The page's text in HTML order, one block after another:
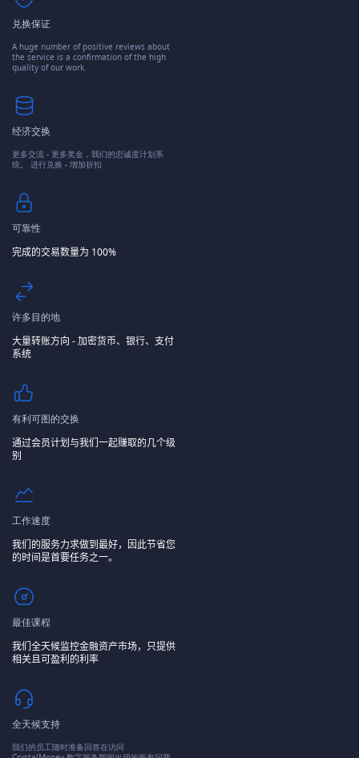
兑换保证
A huge number of positive reviews about
the service is a confirmation of the high
quality of our work.
经济交换
更多交流 - 更多奖金，我们的忠诚度计划系
统。 进行兑换 - 增加折扣
可靠性
完成的交易数量为 100%
许多目的地
大量转账方向 - 加密货币、银行、支付
系统
有利可图的交换
通过会员计划与我们一起赚取的几个级
别
工作速度
我们的服务力求做到最好，因此节省您
的时间是首要任务之一。
最佳课程
我们全天候监控金融资产市场，只提供
相关且可盈利的利率
全天候支持
我们的员工随时准备回答在访问